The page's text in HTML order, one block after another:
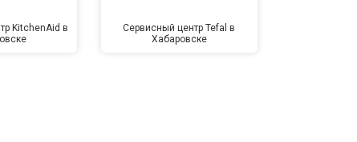
KitchenAid в
Сервисный центр Tefal в
Хабаровске